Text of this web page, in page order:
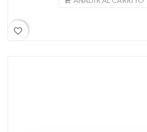
favorite_border